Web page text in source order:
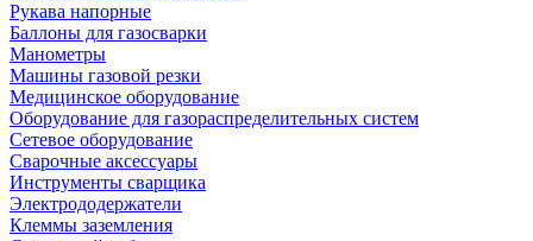
Рукава напорные
Баллоны для газосварки
Манометры
Машины газовой резки
Медицинское оборудование
Оборудование для газораспределительных систем
Сетевое оборудование
Сварочные аксессуары
Инструменты сварщика
Электрододержатели
Клеммы заземления